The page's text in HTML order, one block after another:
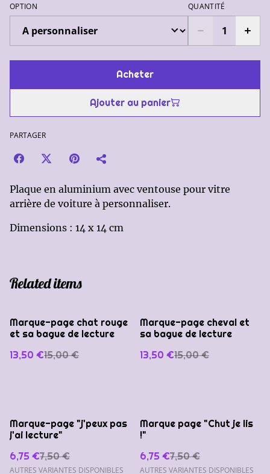
OPTION QUANTITÉ
Acheter
Ajouter au panier
PARTAGER
Plaque en aluminium avec ventouse pour vitre
arrière de voiture à personnaliser.
Dimensions : 14 x 14 cm
Related items
%
Marque-page chat rouge
et sa bague de lecture
13,50 €15,00 €
%
Marque-page cheval et
sa bague de lecture
13,50 €15,00 €
%
Marque-page "j'peux pas
j'ai lecture"
6,75 €7,50 €
AUTRES VARIANTES DISPONIBLES
%
Marque page "Chut je lis
!"
6,75 €7,50 €
AUTRES VARIANTES DISPONIBLES